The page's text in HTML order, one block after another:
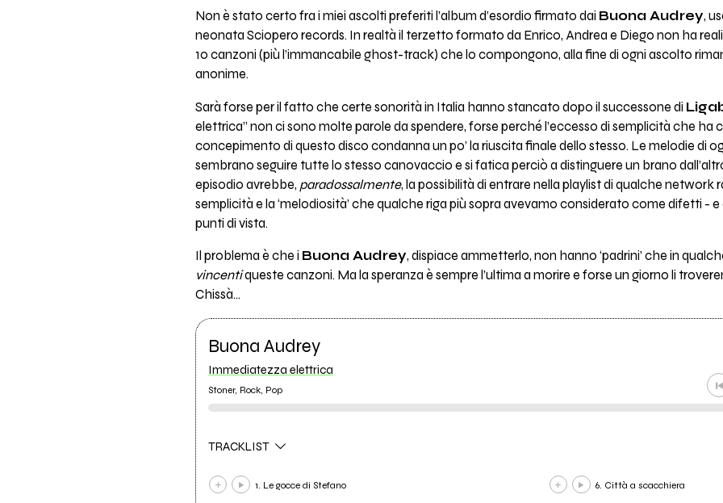
Non è stato certo fra i miei ascolti preferiti l’album d’esordio firmato dai Buona Audrey,
neonata Sciopero records. In realtà il terzetto formato da Enrico, Andrea e Diego non ha
10 canzoni (più l’immancabile ghost-track) che lo compongono, alla fine di ogni ascolto
anonime.
Sarà forse per il fatto che certe sonorità in Italia hanno stancato dopo il successone di
elettrica” non ci sono molte parole da spendere, forse perché l’eccesso di semplicità che ha
concepimento di questo disco condanna un po’ la riuscita finale dello stesso. Le melodie di
sembrano seguire tutte lo stesso canovaccio e si fatica perciò a distinguere un brano
episodio avrebbe, paradossalmente, la possibilità di entrare nella playlist di qualche network
semplicità e la ‘melodiosità’ che qualche riga più sopra avevamo considerato come difetti -
punti di vista.
Il problema è che i Buona Audrey, dispiace ammetterlo, non hanno ‘padrini’ che in
vincentiqueste canzoni. Ma la speranza è sempre l’ultima a morire e forse un giorno li
Chissà…
Buona Audrey
Immediatezza elettrica
Stoner, Rock, Pop
TRACKLIST
1. Le gocce di Stefano 6. Città a scacchiera